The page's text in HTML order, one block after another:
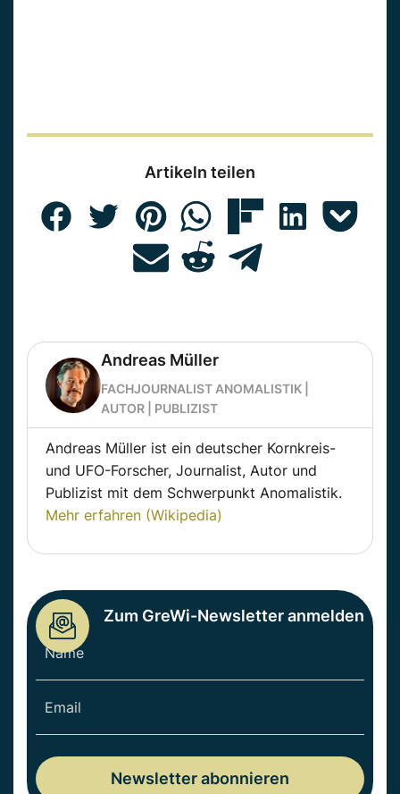
Artikeln teilen
Andreas Müller
FACHJOURNALIST ANOMALISTIK |
AUTOR | PUBLIZIST
Andreas Müller ist ein deutscher Kornkreis-
und UFO-Forscher, Journalist, Autor und
Publizist mit dem Schwerpunkt Anomalistik.
Mehr erfahren (Wikipedia)
Zum GreWi-Newsletter anmelden